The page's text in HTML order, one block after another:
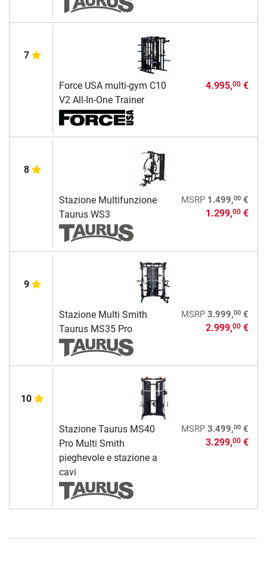
7
Force USA multi-gym C10
V2 All-In-One Trainer
4.995,00€
8
Stazione Multifunzione
Taurus WS3
MSRP 1.499,00€
1.299,00€
9
Stazione Multi Smith
Taurus MS35 Pro
MSRP 3.999,00€
2.999,00€
10
Stazione Taurus MS40
Pro Multi Smith
pieghevole e stazione a
cavi
MSRP 3.499,00€
3.299,00€